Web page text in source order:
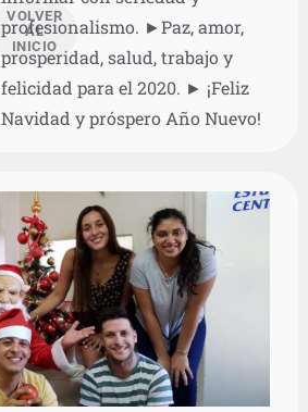
VOLVER
AL
INICIO
profesionalismo. ►Paz, amor,
prosperidad, salud, trabajo y
felicidad para el 2020. ► ¡Feliz
Navidad y próspero Año Nuevo!